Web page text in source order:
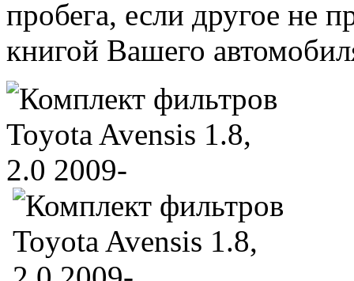
пробега, если другое не
книгой Вашего